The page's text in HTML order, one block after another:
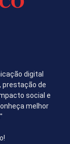
digital
prestação de
social e
melhor